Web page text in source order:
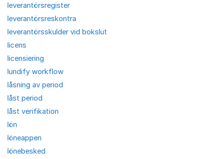
leverantörsregister
leverantörsreskontra
leverantörsskulder vid bokslut
licens
licensiering
lundify workflow
låsning av period
låst period
låst verifikation
lön
löneappen
lönebesked